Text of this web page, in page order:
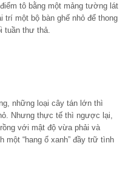
tô bằng một mảng tường lát
một bộ bàn ghế nhỏ để thong
tuần thư thả.
những loại cây tán lớn thì
Nhưng thực tế thì ngược lại,
với mật độ vừa phải và
một “hang ổ xanh” đầy trữ tình